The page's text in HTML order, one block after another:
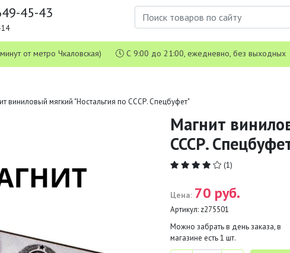
45-43
14
от метро Чкаловская) С 9:00 до 21:00, ежедневно, без выходных
виниловый мягкий "Ностальгия по СССР. Спецбуфет"
Магнит
СССР.
(1)
Цена: 70 руб.
Артикул: z275501
Можно забрать в день заказа, в
магазине есть1 шт.